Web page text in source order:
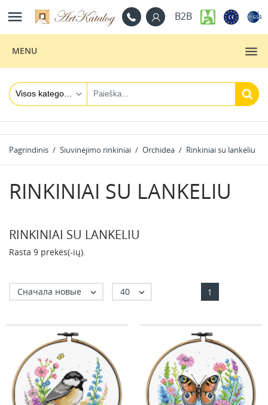
 B2B
MENU
Pagrindinis Siuvinėjimo rinkiniai Orchidea Rinkiniai su lankeliu
RINKINIAI SU LANKELIU
RINKINIAI SU LANKELIU
Rasta 9 prekės(-ių).
Сначала новые  40  1